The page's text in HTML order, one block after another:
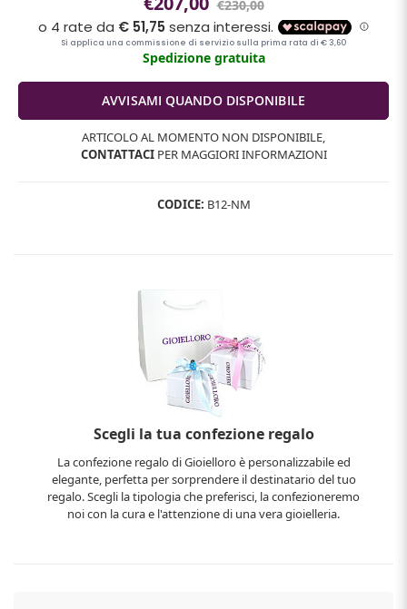
€230,00
Spedizione gratuita
ARTICOLO AL MOMENTO NON DISPONIBILE,
CONTATTACIPER MAGGIORI INFORMAZIONI
CODICE: B12-NM
Scegli la tua confezione regalo
La confezione regalo di Gioielloro è personalizzabile ed
elegante, perfetta per sorprendere il destinatario del tuo
regalo. Scegli la tipologia che preferisci, la confezioneremo
noi con la cura e l'attenzione di una vera gioielleria.